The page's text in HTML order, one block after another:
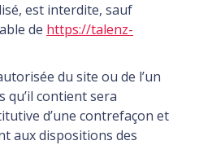
est interdite, sauf
de https://talenz-
du site ou de l’un
qu’il contient sera
d’une contrefaçon et
aux dispositions des